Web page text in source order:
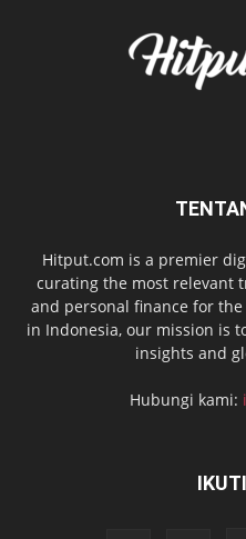
Hitput.com is a premier
curating the most relevant
and personal finance for
in Indonesia, our mission is
insights and
Hubungi kami: